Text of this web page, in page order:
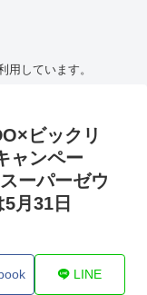
しています。
ビックリ
ャンペー
ーパーゼウ
月31日
LINE